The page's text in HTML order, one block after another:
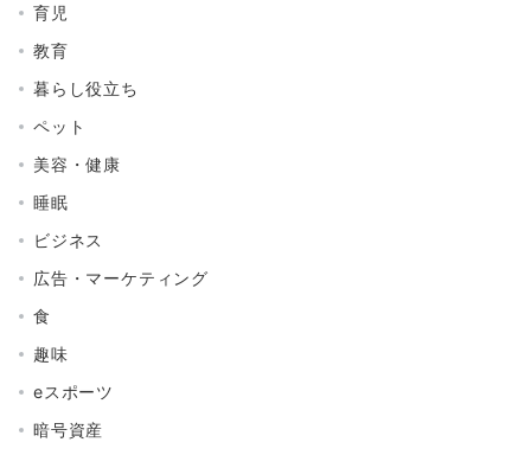
育児
教育
暮らし役立ち
ペット
美容・健康
睡眠
ビジネス
広告・マーケティング
食
趣味
eスポーツ
暗号資産